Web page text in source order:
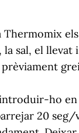
sal, el llevat
prèviament
ho
20 seg/